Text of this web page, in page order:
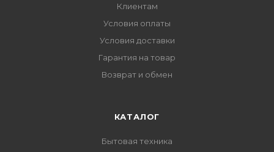
Клиентам
Условия оплаты
Условия доставки
Гарантия на товар
Возврат и обмен
КАТАЛОГ
Бытовая техника